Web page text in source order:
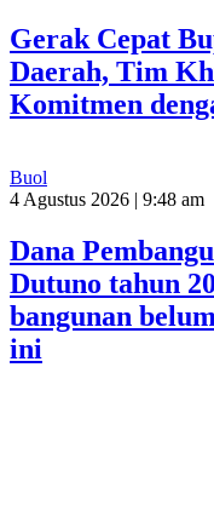
Gerak Cepat
Daerah, Tim
Komitmen
Buol
4 Agustus 2026 | 9:48 am
Dana
Dutuno tahun
bangunan
ini